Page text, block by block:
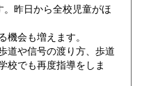
昨日から全校児童がほ
会も増えます。
道や信号の渡り方、歩道
校でも再度指導をしま